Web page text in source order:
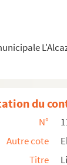
du
N°
Autre cote
Titre